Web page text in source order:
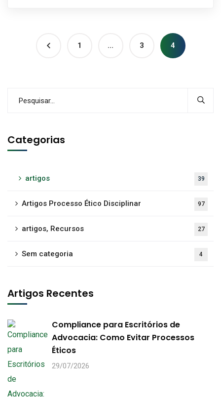
1 … 3 4
Categorias
artigos 39
Artigos Processo Ético Disciplinar 97
artigos, Recursos 27
Sem categoria 4
Artigos Recentes
Compliance para Escritórios de
Advocacia: Como Evitar Processos
Éticos
29/07/2026